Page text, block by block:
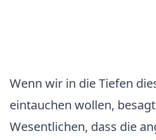
Wenn wir in die Tiefen
eintauchen wollen,
Wesentlichen, dass die